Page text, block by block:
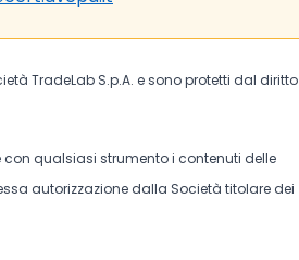
TradeLab S.p.A. e sono protetti dal diritto
qualsiasi strumento i contenuti delle
autorizzazione dalla Società titolare dei